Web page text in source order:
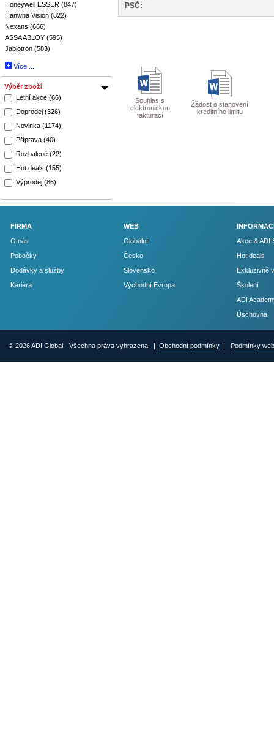
Honeywell ESSER (847)
Hanwha Vision (822)
Nexans (666)
ASSA ABLOY (595)
Jablotron (583)
Více ...
Výběr zboží
Letní akce (66)
Doprodej (326)
Novinka (1174)
Příprava (40)
Rozbalené (22)
Hot deals (155)
Výprodej (86)
Souhlas s
elektronickou
fakturací
Žádost o stanovení
kreditního limitu
FIRMA
O nás
Pobočky
Dodávky a služby
Kariéra
WEB
Globální
Česko
Slovensko
Východní Evropa
Akce & ADI
Hot deals
Exkluzivně
Školení
ADI
Úschovna
© 2026 ADI Global - Všechna práva vyhrazena. | Obchodní podmínky | Podmínky